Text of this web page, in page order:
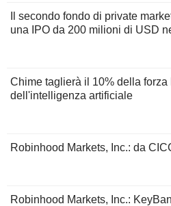
Il secondo fondo di private
una IPO da 200 milioni di USD
Chime taglierà il 10% della
dell'intelligenza artificiale
Robinhood Markets, Inc.: da
Robinhood Markets, Inc.: